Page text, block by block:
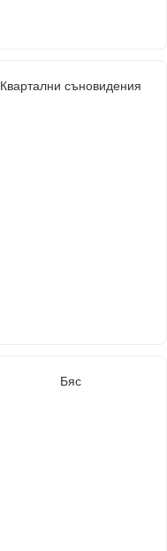
Квартални съновидения
Бяс